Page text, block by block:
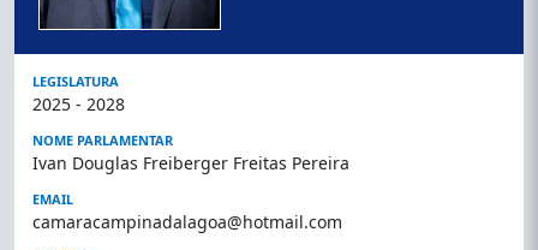
LEGISLATURA
2025 - 2028
NOME PARLAMENTAR
Ivan Douglas Freiberger Freitas Pereira
EMAIL
camaracampinadalagoa@hotmail.com